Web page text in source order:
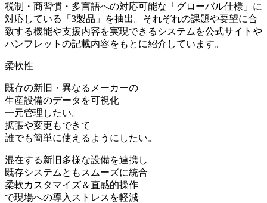
税制・商習慣・多言語への対応可能な「グローバル仕様」に
対応している「3製品」を抽出。それぞれの課題や要望に合
致する機能や支援内容を実現できるシステムを公式サイトや
パンフレットの記載内容をもとに紹介しています。
柔軟性
既存の新旧・異なるメーカーの
生産設備のデータを可視化
一元管理したい。
拡張や変更もできて
誰でも簡単に使えるようにしたい。
混在する新旧多様な設備を連携し
既存システムともスムーズに統合
柔軟カスタマイズ＆直感的操作
で現場への導入ストレスを軽減